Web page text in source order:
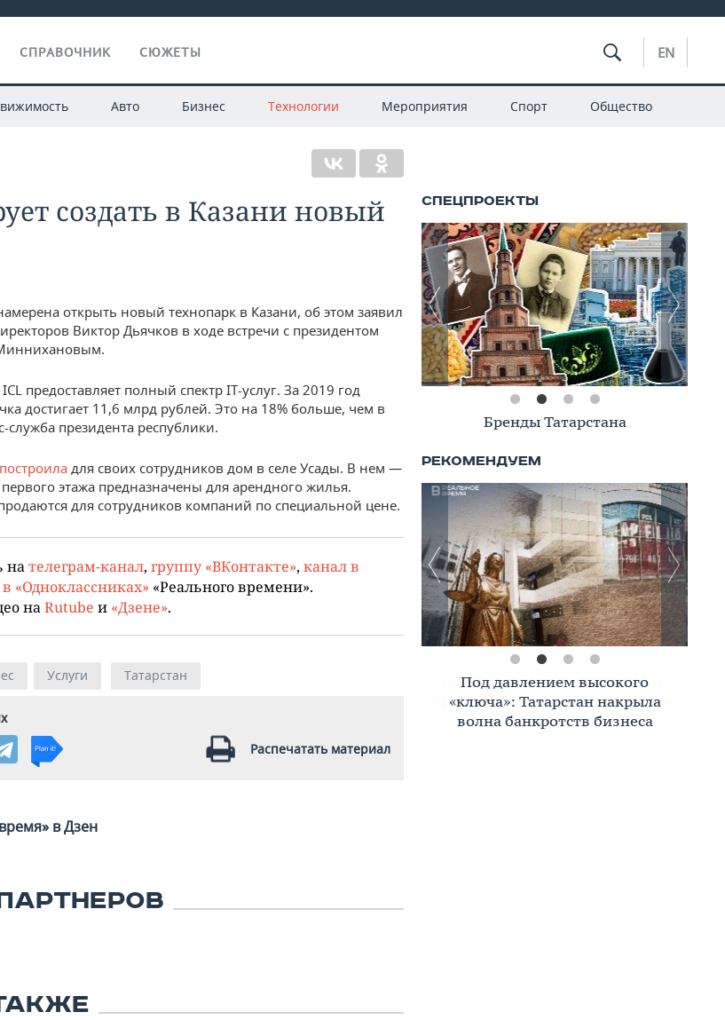
СПРАВОЧНИК СЮЖЕТЫ EN
Авто Бизнес Технологии Мероприятия Спорт Общество
создать в Казани новый
открыть новый технопарк в Казани, об этом заявил
Виктор Дьячков в ходе встречи с президентом
предоставляет полный спектр IT-услуг. За 2019 год
достигает 11,6 млрд рублей. Это на 18% больше, чем в
служба президента республики.
построила для своих сотрудников дом в селе Усады. В нем —
этажа предназначены для арендного жилья.
для сотрудников компаний по специальной цене.
на телеграм-канал, группу «ВКонтакте», канал в
«Одноклассниках» «Реального времени».
на Rutube и «Дзене».
Услуги Татарстан
Распечатать материал
в Дзен
Книжная полка
Премиальное жилье в Казани:
тренды, критерии, покупатели в
2026 году